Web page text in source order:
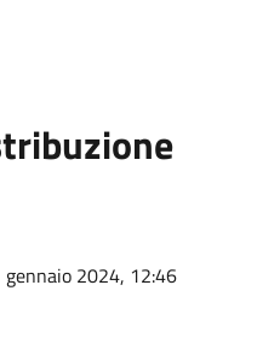
gennaio 2024, 12:46